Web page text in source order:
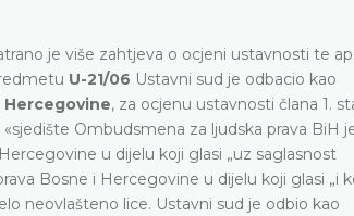
je više zahtjeva o ocjeni ustavnosti te
U-21/06 Ustavni sud je odbacio kao
Hercegovine, za ocjenu ustavnosti člana 1.
Ombudsmena za ljudska prava BiH
u dijelu koji glasi „uz saglasnost
Bosne i Hercegovine u dijelu koji glasi „i
neovlašteno lice. Ustavni sud je odbio kao